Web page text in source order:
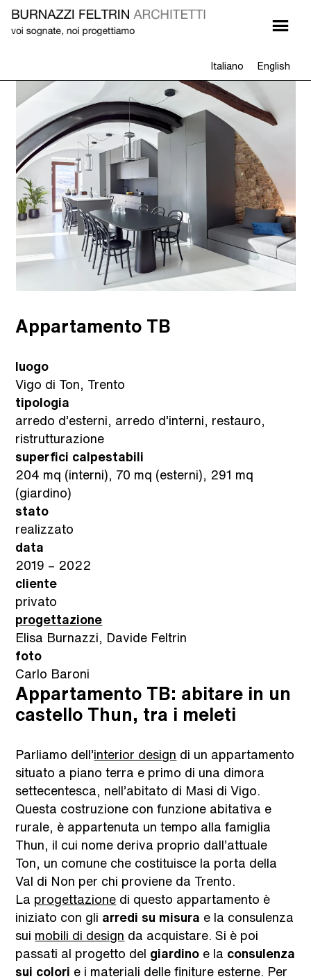
Italiano English
Appartamento TB
luogo
Vigo di Ton, Trento
tipologia
arredo d’esterni, arredo d’interni, restauro,
ristrutturazione
superfici calpestabili
204 mq (interni), 70 mq (esterni), 291 mq
(giardino)
stato
realizzato
data
2019 – 2022
cliente
privato
progettazione
Elisa Burnazzi, Davide Feltrin
foto
Carlo Baroni
Appartamento TB: abitare in un
castello Thun, tra i meleti
Parliamo dell’interior design di un appartamento
situato a piano terra e primo di una dimora
settecentesca, nell’abitato di Masi di Vigo.
Questa costruzione con funzione abitativa e
rurale, è appartenuta un tempo alla famiglia
Thun, il cui nome deriva proprio dall’attuale
Ton, un comune che costituisce la porta della
Val di Non per chi proviene da Trento.
La progettazione di questo appartamento è
iniziato con gli arredi su misura e la consulenza
sui mobili di design da acquistare. Si è poi
passati al progetto del giardino e la consulenza
sui colori e i materiali delle finiture esterne. Per